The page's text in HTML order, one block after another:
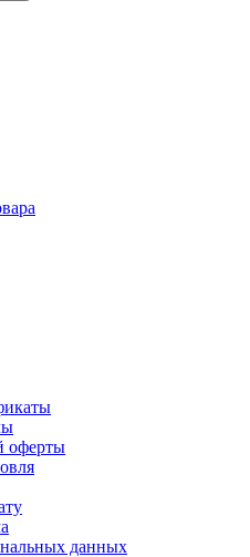
оферты
данных